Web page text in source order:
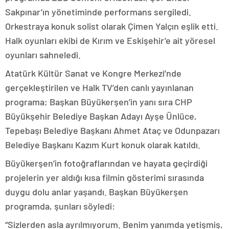
Sakpınar’ın yönetiminde performans sergiledi.
Orkestraya konuk solist olarak Çimen Yalçın eşlik etti.
Halk oyunları ekibi de Kırım ve Eskişehir’e ait yöresel
oyunları sahneledi.
Atatürk Kültür Sanat ve Kongre Merkezi’nde
gerçekleştirilen ve Halk TV’den canlı yayınlanan
programa; Başkan Büyükerşen’in yanı sıra CHP
Büyükşehir Belediye Başkan Adayı Ayşe Ünlüce,
Tepebaşı Belediye Başkanı Ahmet Ataç ve Odunpazarı
Belediye Başkanı Kazım Kurt konuk olarak katıldı.
Büyükerşen’in fotoğraflarından ve hayata geçirdiği
projelerin yer aldığı kısa filmin gösterimi sırasında
duygu dolu anlar yaşandı. Başkan Büyükerşen
programda, şunları söyledi:
“Sizlerden asla ayrılmıyorum. Benim yanımda yetişmiş,